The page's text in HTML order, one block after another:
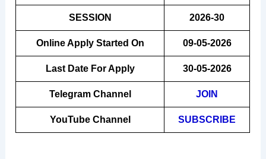
SESSION 2026-30
Online Apply Started On 09-05-2026
Last Date For Apply 30-05-2026
Telegram Channel JOIN
YouTube Channel SUBSCRIBE